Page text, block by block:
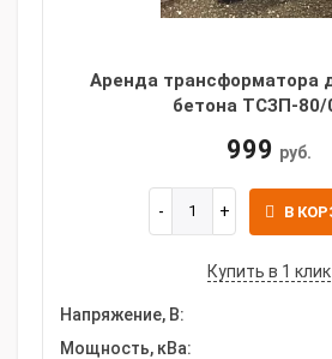
Аренда трансформатора
бетона ТСЗП-80/
999 руб.
В
Купить в 1 клик
Напряжение, В:
Мощность, кВа: